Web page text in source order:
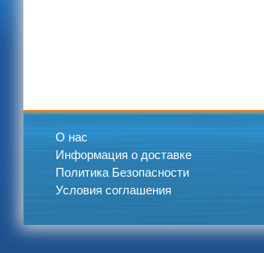
О нас
Информация о доставке
Политика Безопасности
Условия соглашения